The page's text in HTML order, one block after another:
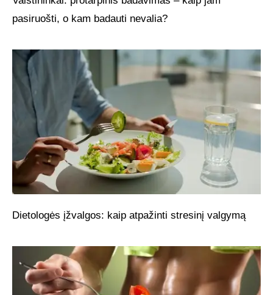
pasiruošti, o kam badauti nevalia?
Dietologės įžvalgos: kaip atpažinti stresinį valgymą